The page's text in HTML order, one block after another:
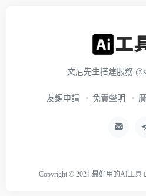
文尼先生搭建服務
友鏈申請 免責聲明
Copyright © 2024 最好用的AI工具